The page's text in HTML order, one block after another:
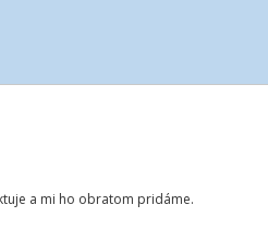
a mi ho obratom pridáme.